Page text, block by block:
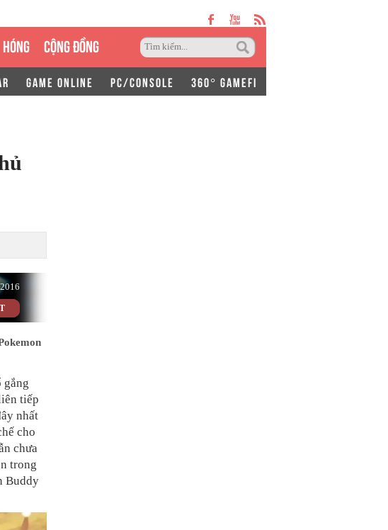
HÓNG CỘNG ĐỒNG
GAME ONLINE PC/CONSOLE 360° GAMEFI
gắng
tiếp
nhất
cho
chưa
trong
Buddy